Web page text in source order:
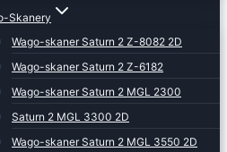
Skanery
Wago-skaner Saturn 2 Z-8082 2D
Wago-skaner Saturn 2 Z-6182
Wago-skaner Saturn 2 MGL 2300
Saturn 2 MGL 3300 2D
Wago-skaner Saturn 2 MGL 3550 2D